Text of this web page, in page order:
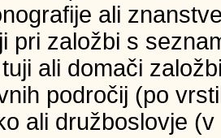
ali
pri založbi s
ali domači
področij (po
ali družboslovje